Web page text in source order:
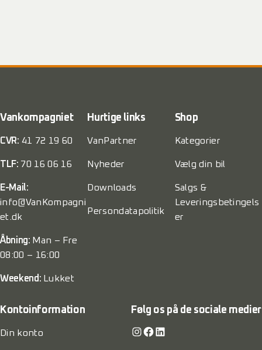
Vankompagniet
CVR: 41 72 19 60
TLF: 70 16 06 16
E-Mail:
info@VanKompagni
et.dk
Åbning: Man – Fre
08:00 – 16:00
Weekend: Lukket
Hurtige links
VanPartner
Nyheder
Downloads
Persondatapolitik
Shop
Kategorier
Vælg din bil
Salgs &
Leveringsbetingels
er
Kontoinformation
Din konto
Følg os på de sociale medier
Instagram Facebook LinkedIn